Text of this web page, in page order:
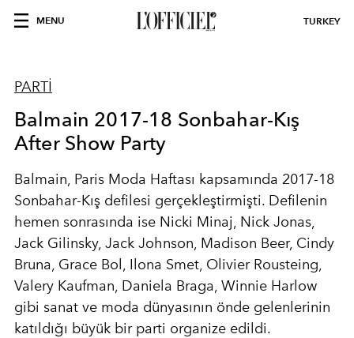
MENU TURKEY
PARTİ
Balmain 2017-18 Sonbahar-Kış
After Show Party
Balmain, Paris Moda Haftası kapsamında 2017-18
Sonbahar-Kış defilesi gerçekleştirmişti. Defilenin
hemen sonrasında ise Nicki Minaj, Nick Jonas,
Jack Gilinsky, Jack Johnson, Madison Beer, Cindy
Bruna, Grace Bol, Ilona Smet, Olivier Rousteing,
Valery Kaufman, Daniela Braga, Winnie Harlow
gibi sanat ve moda dünyasının önde gelenlerinin
katıldığı büyük bir parti organize edildi.